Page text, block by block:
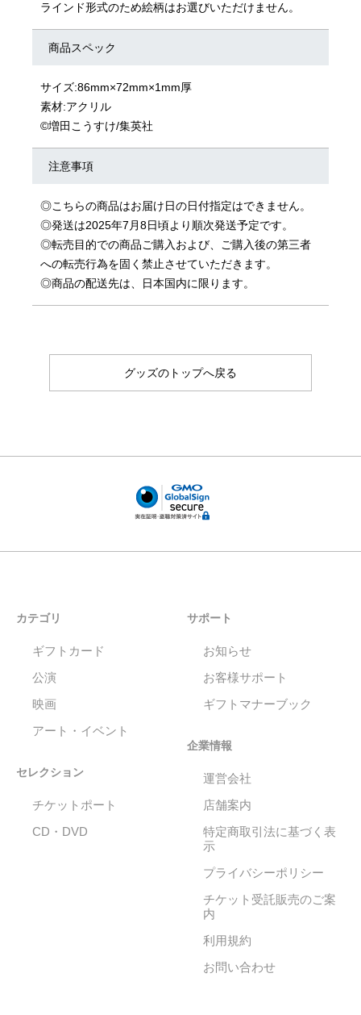
ラインド形式のため絵柄はお選びいただけません。
商品スペック
サイズ:86mm×72mm×1mm厚
素材:アクリル
©増田こうすけ/集英社
注意事項
◎こちらの商品はお届け日の日付指定はできません。
◎発送は2025年7月8日頃より順次発送予定です。
◎転売目的での商品ご購入および、ご購入後の第三者
への転売行為を固く禁止させていただきます。
◎商品の配送先は、日本国内に限ります。
グッズのトップへ戻る
カテゴリ
ギフトカード
公演
映画
アート・イベント
セレクション
チケットポート
CD・DVD
サポート
お知らせ
お客様サポート
ギフトマナーブック
企業情報
運営会社
店舗案内
特定商取引法に基づく表
示
プライバシーポリシー
チケット受託販売のご案
内
利用規約
お問い合わせ